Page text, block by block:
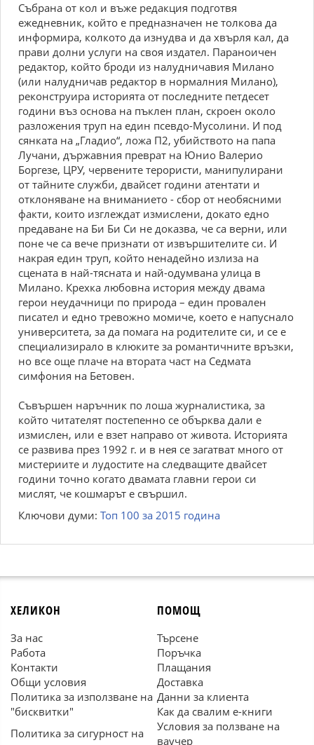
Събрана от кол и въже редакция подготвя
ежедневник, който е предназначен не толкова да
информира, колкото да изнудва и да хвърля кал, да
прави долни услуги на своя издател. Параноичен
редактор, който броди из налудничавия Милано
(или налудничав редактор в нормалния Милано),
реконструира историята от последните петдесет
години въз основа на пъклен план, скроен около
разложения труп на един псевдо-Мусолини. И под
сянката на „Гладио“, ложа П2, убийството на папа
Лучани, държавния преврат на Юнио Валерио
Боргезе, ЦРУ, червените терористи, манипулирани
от тайните служби, двайсет години атентати и
отклоняване на вниманието - сбор от необясними
факти, които изглеждат измислени, докато едно
предаване на Би Би Си не доказва, че са верни, или
поне че са вече признати от извършителите си. И
накрая един труп, който ненадейно излиза на
сцената в най-тясната и най-одумвана улица в
Милано. Крехка любовна история между двама
герои неудачници по природа – един провален
писател и едно тревожно момиче, което е напуснало
университета, за да помага на родителите си, и се е
специализирало в клюките за романтичните връзки,
но все още плаче на втората част на Седмата
симфония на Бетовен.
Съвършен наръчник по лоша журналистика, за
който читателят постепенно се обърква дали е
измислен, или е взет направо от живота. Историята
се развива през 1992 г. и в нея се загатват много от
мистериите и лудостите на следващите двайсет
години точно когато двамата главни герои си
мислят, че кошмарът е свършил.
Ключови думи: Топ 100 за 2015 година
ХЕЛИКОН
За нас
Работа
Контакти
Общи условия
Политика за използване на
"бисквитки"
Политика за сигурност на
ПОМОЩ
Търсене
Поръчка
Плащания
Доставка
Данни за клиента
Как да свалим е-книги
Условия за ползване на
ваучер